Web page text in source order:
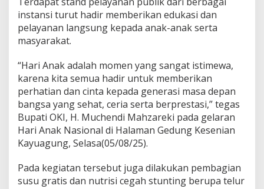
H
A
N
2
0
2
5
instansi turut hadir memberikan edukasi dan
pelayanan langsung kepada anak-anak serta
masyarakat.
“Hari Anak adalah momen yang sangat istimewa,
karena kita semua hadir untuk memberikan
perhatian dan cinta kepada generasi masa depan
bangsa yang sehat, ceria serta berprestasi,” tegas
Bupati OKI, H. Muchendi Mahzareki pada gelaran
Hari Anak Nasional di Halaman Gedung Kesenian
Kayuagung, Selasa(05/08/25).
Pada kegiatan tersebut juga dilakukan pembagian
susu gratis dan nutrisi cegah stunting berupa telur